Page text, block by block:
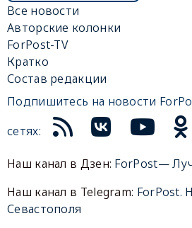
Все новости
Авторские колонки
ForPost-TV
Кратко
Состав редакции
Подпишитесь на новости
сетях:
Наш канал в Дзен: ForPost—
Наш канал в Telegram: ForPost.
Севастополя